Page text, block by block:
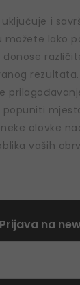
i
možete lako
donose
popuniti
olovke
vaših
Prijava na